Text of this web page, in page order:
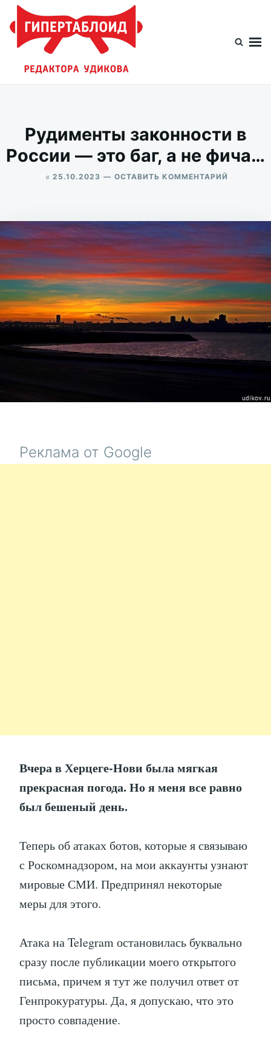
Перейти
содержимому
Искать:
Рудименты законности в
России — это баг, а не фича…
в 25.10.2023 ОСТАВИТЬ КОММЕНТАРИЙ
РОССИИ
БАГ,
НЕ
Реклама от Google
Вчера в Херцеге-Нови была мягкая
прекрасная погода. Но я меня все равно
был бешеный день.
Теперь об атаках ботов, которые я связываю
с Роскомнадзором, на мои аккаунты узнают
мировые СМИ. Предпринял некоторые
меры для этого.
Атака на Telegram остановилась буквально
сразу после публикации моего открытого
письма, причем я тут же получил ответ от
Генпрокуратуры. Да, я допускаю, что это
просто совпадение.